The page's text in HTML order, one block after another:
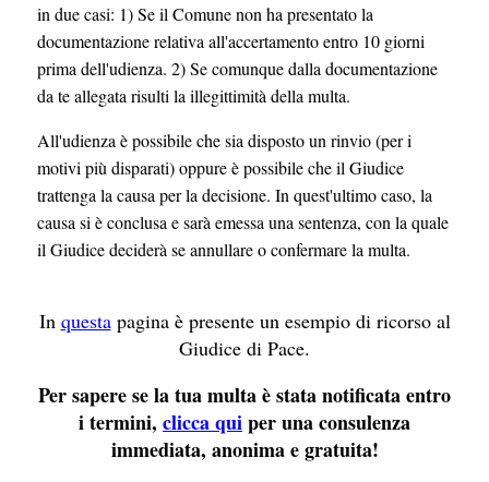
in due casi: 1) Se il Comune non ha presentato la
documentazione relativa all'accertamento entro 10 giorni
prima dell'udienza. 2) Se comunque dalla documentazione
da te allegata risulti la illegittimità della multa.
All'udienza è possibile che sia disposto un rinvio (per i
motivi più disparati) oppure è possibile che il Giudice
trattenga la causa per la decisione. In quest'ultimo caso, la
causa si è conclusa e sarà emessa una sentenza, con la quale
il Giudice deciderà se annullare o confermare la multa.
In questapagina è presente un esempio di ricorso al
Giudice di Pace.
Per sapere se la tua multa è stata notificata entro
i termini, clicca quiper una consulenza
immediata, anonima e gratuita!